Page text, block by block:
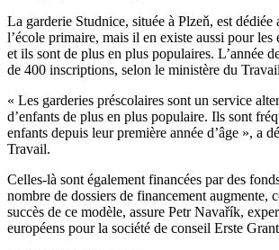
La garderie Studnice, située à Plzeň, est dédiée
l’école primaire, mais il en existe aussi pour les
et ils sont de plus en plus populaires. L’année
de 400 inscriptions, selon le ministère du
« Les garderies préscolaires sont un service
d’enfants de plus en plus populaire. Ils sont
enfants depuis leur première année d’âge », a
Travail.
Celles-là sont également financées par des
nombre de dossiers de financement augmente,
succès de ce modèle, assure Petr Navařík,
européens pour la société de conseil Erste